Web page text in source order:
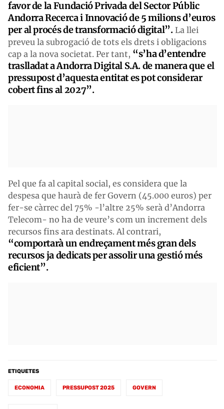
favor de la Fundació Privada del Sector Públic
Andorra Recerca i Innovació de 5 milions d’euros
per al procés de transformació digital”.La llei
preveu la subrogació de tots els drets i obligacions
cap a la nova societat. Per tant, “s’ha d’entendre
traslladat a Andorra Digital S.A. de manera que el
pressupost d’aquesta entitat es pot considerar
cobert fins al 2027”.
Pel que fa al capital social, es considera que la
despesa que haurà de fer Govern (45.000 euros) per
fer-se càrrec del 75% -l’altre 25% serà d’Andorra
Telecom- no ha de veure’s com un increment dels
recursos fins ara destinats. Al contrari,
“comportarà un endreçament més gran dels
recursos ja dedicats per assolir una gestió més
eficient”.
ETIQUETES
ECONOMIA PRESSUPOST 2025 GOVERN